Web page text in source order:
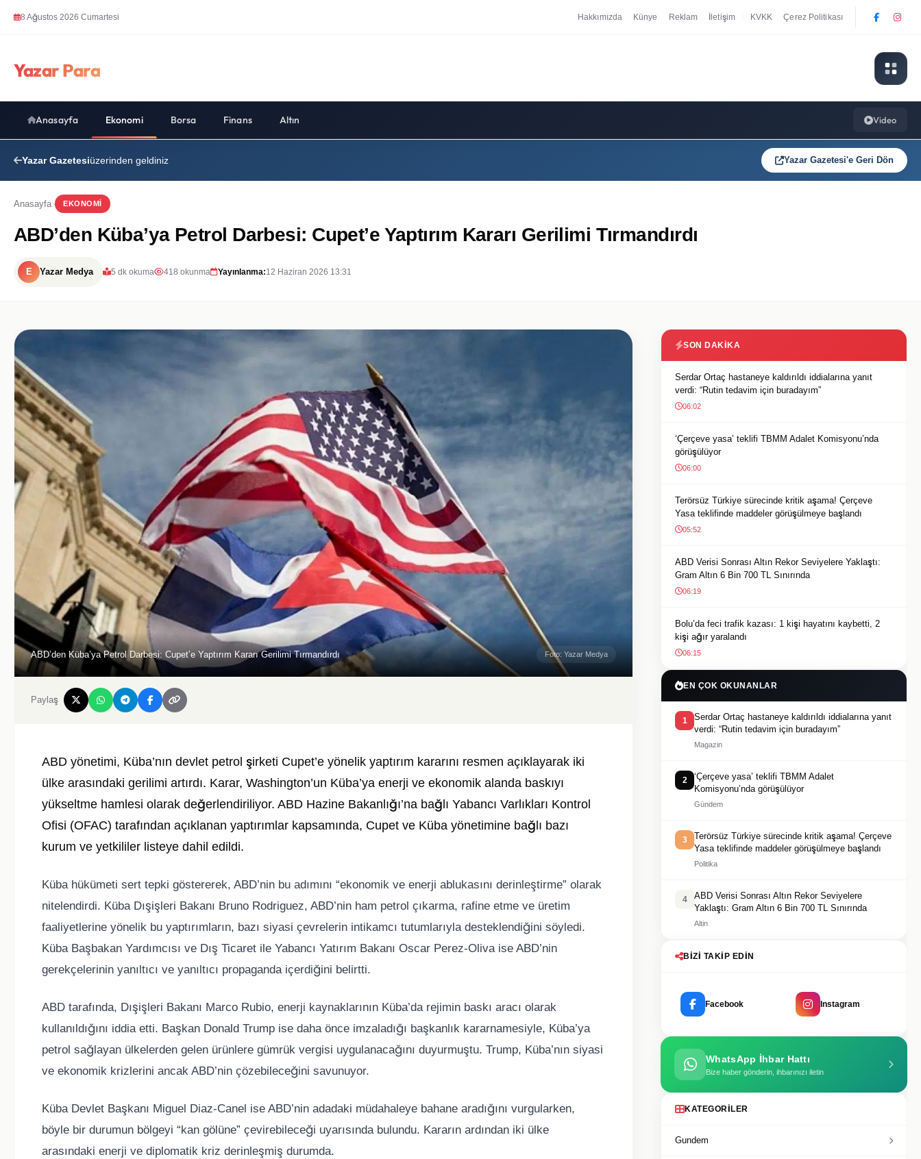
8 Ağustos 2026 Cumartesi Hakkımızda Künye Reklam İletişim KVKK Çerez Politikası
Yazar Para
Anasayfa Ekonomi Borsa Finans Altın Video
Yazar Gazetesiüzerinden geldiniz Yazar Gazetesi'e Geri Dön
Anasayfa EKONOMI
ABD’den Küba’ya Petrol Darbesi: Cupet’e Yaptırım Kararı Gerilimi Tırmandırdı
E Yazar Medya 5 dk okuma 418 okunma Yayınlanma:12 Haziran 2026 13:31
ABD’den Küba’ya Petrol Darbesi: Cupet’e Yaptırım Kararı Gerilimi Tırmandırdı Foto: Yazar Medya
Paylaş
ABD yönetimi, Küba’nın devlet petrol şirketi Cupet’e yönelik yaptırım kararını resmen açıklayarak iki
ülke arasındaki gerilimi artırdı. Karar, Washington’un Küba’ya enerji ve ekonomik alanda baskıyı
yükseltme hamlesi olarak değerlendiriliyor. ABD Hazine Bakanlığı’na bağlı Yabancı Varlıkları Kontrol
Ofisi (OFAC) tarafından açıklanan yaptırımlar kapsamında, Cupet ve Küba yönetimine bağlı bazı
kurum ve yetkililer listeye dahil edildi.
Küba hükümeti sert tepki göstererek, ABD’nin bu adımını “ekonomik ve enerji ablukasını derinleştirme” olarak
nitelendirdi. Küba Dışişleri Bakanı Bruno Rodriguez, ABD’nin ham petrol çıkarma, rafine etme ve üretim
faaliyetlerine yönelik bu yaptırımların, bazı siyasi çevrelerin intikamcı tutumlarıyla desteklendiğini söyledi.
Küba Başbakan Yardımcısı ve Dış Ticaret ile Yabancı Yatırım Bakanı Oscar Perez-Oliva ise ABD’nin
gerekçelerinin yanıltıcı ve yanıltıcı propaganda içerdiğini belirtti.
ABD tarafında, Dışişleri Bakanı Marco Rubio, enerji kaynaklarının Küba’da rejimin baskı aracı olarak
kullanıldığını iddia etti. Başkan Donald Trump ise daha önce imzaladığı başkanlık kararnamesiyle, Küba’ya
petrol sağlayan ülkelerden gelen ürünlere gümrük vergisi uygulanacağını duyurmuştu. Trump, Küba’nın siyasi
ve ekonomik krizlerini ancak ABD’nin çözebileceğini savunuyor.
Küba Devlet Başkanı Miguel Diaz-Canel ise ABD’nin adadaki müdahaleye bahane aradığını vurgularken,
böyle bir durumun bölgeyi “kan gölüne” çevirebileceği uyarısında bulundu. Kararın ardından iki ülke
arasındaki enerji ve diplomatik kriz derinleşmiş durumda.
SON DAKIKA
Serdar Ortaç hastaneye kaldırıldı iddialarına yanıt
verdi: “Rutin tedavim için buradayım”
06:02
‘Çerçeve yasa’ teklifi TBMM Adalet Komisyonu’nda
görüşülüyor
06:00
Terörsüz Türkiye sürecinde kritik aşama! Çerçeve
Yasa teklifinde maddeler görüşülmeye başlandı
05:52
ABD Verisi Sonrası Altın Rekor Seviyelere Yaklaştı:
Gram Altın 6 Bin 700 TL Sınırında
06:19
Bolu’da feci trafik kazası: 1 kişi hayatını kaybetti, 2
kişi ağır yaralandı
06:15
EN ÇOK OKUNANLAR
1
Serdar Ortaç hastaneye kaldırıldı iddialarına yanıt
verdi: “Rutin tedavim için buradayım”
Magazin
2
‘Çerçeve yasa’ teklifi TBMM Adalet
Komisyonu’nda görüşülüyor
Gündem
3
Terörsüz Türkiye sürecinde kritik aşama! Çerçeve
Yasa teklifinde maddeler görüşülmeye başlandı
Politika
4
ABD Verisi Sonrası Altın Rekor Seviyelere
Yaklaştı: Gram Altın 6 Bin 700 TL Sınırında
Altin
BIZI TAKIP EDIN
Facebook Instagram
WhatsApp İhbar Hattı
Bize haber gönderin, ihbarınızı iletin
KATEGORILER
Gundem